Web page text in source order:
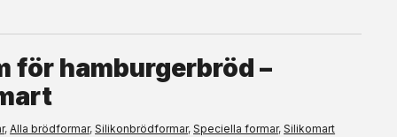
☓
för hamburgerbröd –
,Alla brödformar,Silikonbrödformar,Speciella formar,Silikomart